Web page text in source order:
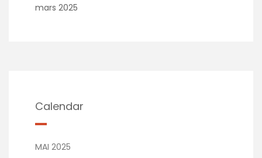
mars 2025
Calendar
MAI 2025